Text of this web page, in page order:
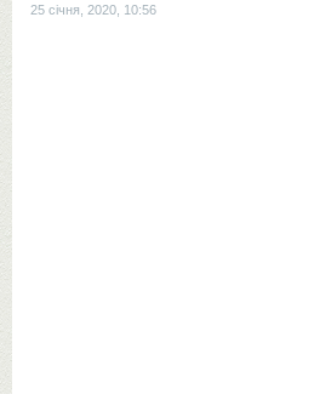
25 січня, 2020, 10:56